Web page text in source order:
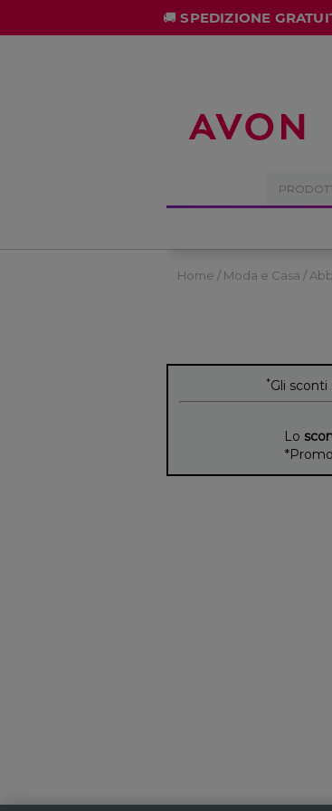
🚚 SPEDIZIONE
Home Moda e Casa
*Gli sconti
Lo